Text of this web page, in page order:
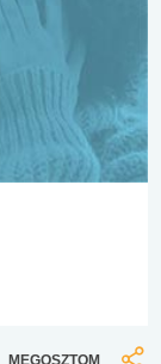
MEGOSZTOM